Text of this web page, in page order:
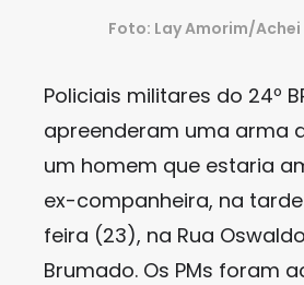
Foto: Lay Amorim/
Policiais militares do 24º
apreenderam uma arma
um homem que estaria
ex-companheira, na
feira (23), na Rua
Brumado. Os PMs foram